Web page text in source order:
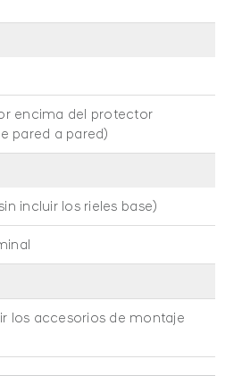
encima del protector
pared a pared)
incluir los rieles base)
los accesorios de montaje